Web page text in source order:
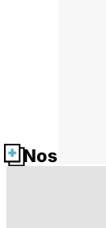
Nos